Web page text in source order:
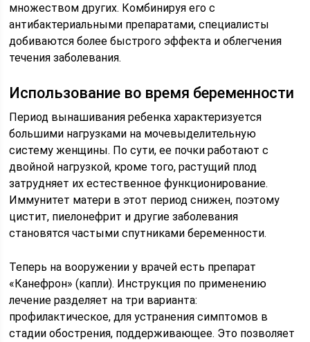
множеством других. Комбинируя его с
антибактериальными препаратами, специалисты
добиваются более быстрого эффекта и облегчения
течения заболевания.
Использование во время беременности
Период вынашивания ребенка характеризуется
большими нагрузками на мочевыделительную
систему женщины. По сути, ее почки работают с
двойной нагрузкой, кроме того, растущий плод
затрудняет их естественное функционирование.
Иммунитет матери в этот период снижен, поэтому
цистит, пиелонефрит и другие заболевания
становятся частыми спутниками беременности.
Теперь на вооружении у врачей есть препарат
«Канефрон» (капли). Инструкция по применению
лечение разделяет на три варианта:
профилактическое, для устранения симптомов в
стадии обострения, поддерживающее. Это позволяет